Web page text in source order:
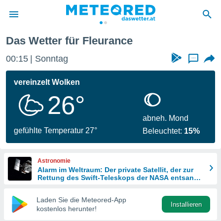
wurde
dass
sind.
diese
Das Wetter für Fleurance
00:15 Sonntag ...
vereinzelt Wolken
26°
gefühlte Temperatur 27°
abneh. Mond
Beleuchtet: 15%
Astronomie
Alarm im Weltraum: Der private Satellit, der zur
Rettung des Swift-Teleskops der NASA entsandt
Laden Sie die Meteored-App
kostenlos herunter!
Installieren